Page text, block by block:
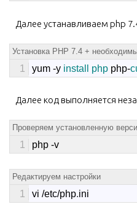
Далее устанавливаем php
Установка PHP 7.4 +
1 yum -y install php php-
Далее код выполняется
Проверяем установленную
1 php -v
Редактируем настройки
1 vi /etc/php.ini